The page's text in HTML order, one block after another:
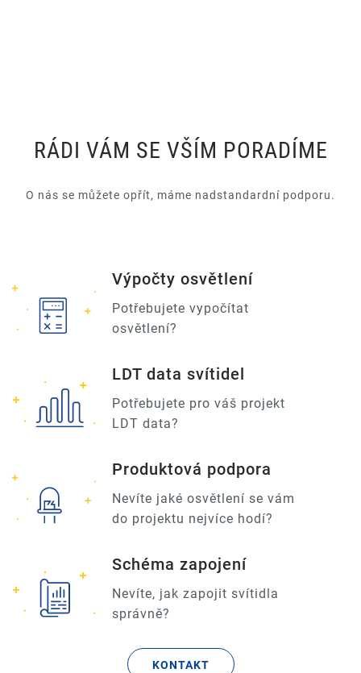
RÁDI VÁM SE VŠÍM PORADÍME
O nás se můžete opřít, máme nadstandardní podporu.
Výpočty osvětlení
Potřebujete vypočítat
osvětlení?
LDT data svítidel
Potřebujete pro váš projekt
LDT data?
Produktová podpora
Nevíte jaké osvětlení se vám
do projektu nejvíce hodí?
Schéma zapojení
Nevíte, jak zapojit svítidla
správně?
KONTAKT